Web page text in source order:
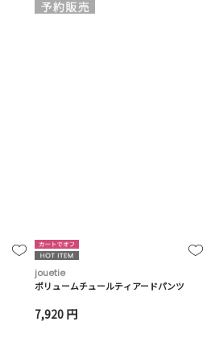
jouetie
ボリュームチュールティアードパンツ
7,920 円